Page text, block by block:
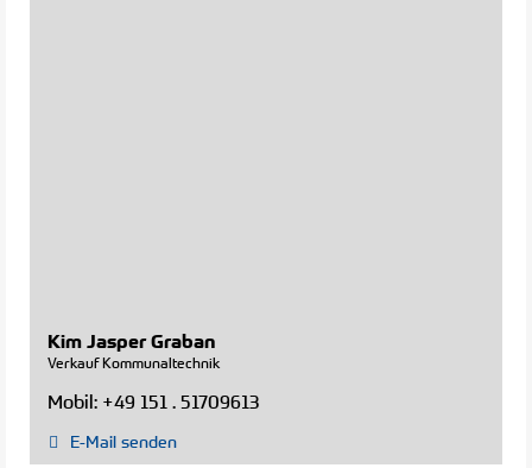
Kim Jasper Graban
Verkauf Kommunaltechnik
Mobil: +49 151 . 51709613
E-Mail senden